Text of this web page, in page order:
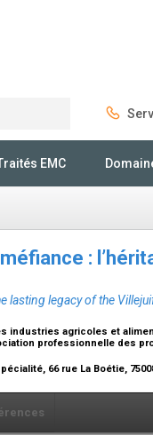
EMC
:
lasting legacy of the
industries agricoles et
professionnelle des
66 rue La Boétie,